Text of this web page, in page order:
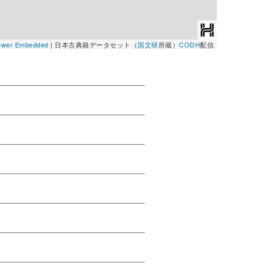
Embedded | 日本古典籍データセット（国文研所蔵） CODH配信